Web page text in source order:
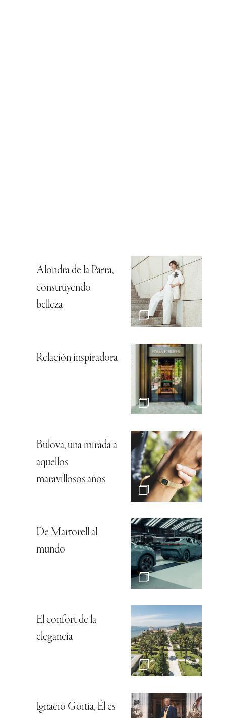
Alondra de la Parra,
construyendo
belleza
Relación inspiradora
Bulova, una mirada a
aquellos
maravillosos años
De Martorell al
mundo
El confort de la
elegancia
Ignacio Goitia, Él es